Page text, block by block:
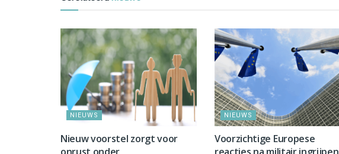
NIEUWS
Nieuw voorstel zorgt voor
NIEUWS
Voorzichtige Europese